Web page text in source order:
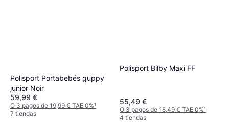
Polisport Portabebés guppy
junior Noir
59,99 €
O 3 pagos de 19,99 € TAE 0%¹
7 tiendas
Polisport Bilby Maxi FF
55,49 €
O 3 pagos de 18,49 € TAE 0%¹
4 tiendas